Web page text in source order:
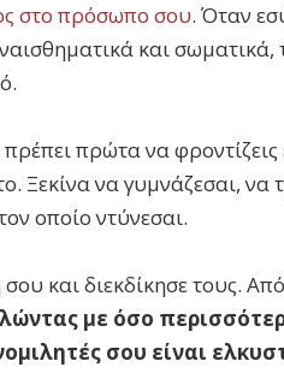
στο πρόσωπο σου. Όταν
και σωματικά,
πρέπει πρώτα να
Ξεκίνα να γυμνάζεσαι, να
οποίο ντύνεσαι.
και διεκδίκησε τους.
με όσο
σου είναι